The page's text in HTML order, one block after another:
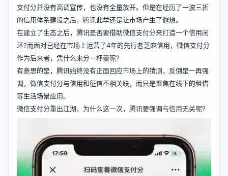
支付分并没有高调宣传，也没有全量放开。但是在经历了一波三折
的信用体系建设之后，腾讯此举还是让市场产生了遐想。
在建立了生态之后，腾讯是否要借助微信支付分来打造一个信用闭
环?而面对已经在市场上运营了4年的先行者芝麻信用，微信支付分
作为后来者，凭什么来分一杯羹呢?
有意思的是，腾讯始终没有正面回应市场上的猜测，反倒是一再强
调，微信支付分与信用和征信不相关联，而只是聚焦在线下的租借
等生活场景应用。
微信支付分重出江湖，为什么这一次，腾讯要强调与信用无关呢?